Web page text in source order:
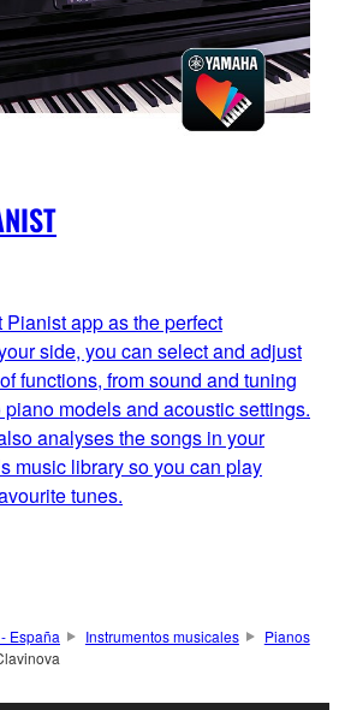
Pianist app as the perfect
side, you can select and adjust
functions, from sound and tuning
models and acoustic settings.
analyses the songs in your
music library so you can play
tunes.
España Instrumentos musicales
Pianos